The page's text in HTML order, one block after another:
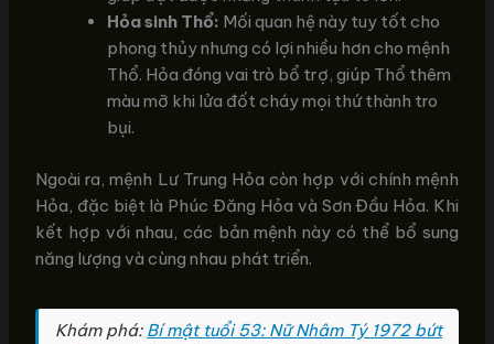
Hỏa sinh Thổ: Mối quan hệ này tuy tốt cho
phong thủy nhưng có lợi nhiều hơn cho mệnh
Thổ. Hỏa đóng vai trò bổ trợ, giúp Thổ thêm
màu mỡ khi lửa đốt cháy mọi thứ thành tro
bụi.
Ngoài ra, mệnh Lư Trung Hỏa còn hợp với chính mệnh
Hỏa, đặc biệt là Phúc Đăng Hỏa và Sơn Đầu Hỏa. Khi
kết hợp với nhau, các bản mệnh này có thể bổ sung
năng lượng và cùng nhau phát triển.
Khám phá: Bí mật tuổi 53: Nữ Nhâm Tý 1972 bứt